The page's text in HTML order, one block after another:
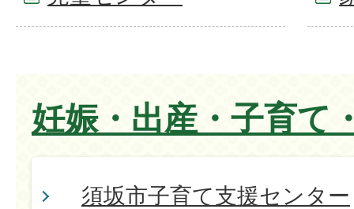
妊娠・出産・子育て
須坂市子育て支援センター